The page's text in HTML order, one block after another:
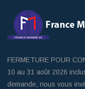
FERMETURE POUR
10 au 31 août 2026
demande, nous vous